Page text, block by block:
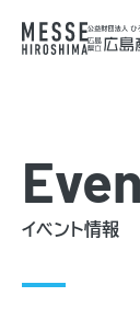
イベント情報